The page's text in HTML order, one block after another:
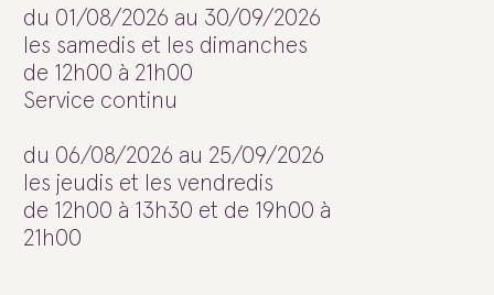
du 01/08/2026 au 30/09/2026
les samedis et les dimanches
de 12h00 à 21h00
Service continu
du 06/08/2026 au 25/09/2026
les jeudis et les vendredis
de 12h00 à 13h30 et de 19h00 à
21h00